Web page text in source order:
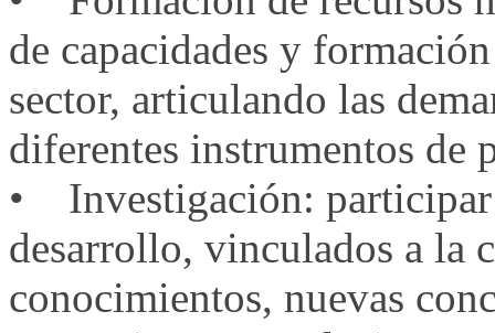
de capacidades y
sector, articulando las
diferentes instrumentos de
• Investigación: participar
desarrollo, vinculados a la
conocimientos, nuevas